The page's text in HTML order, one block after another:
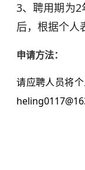
3、聘用期为
后，根据个人
申请方法：
请应聘人员将